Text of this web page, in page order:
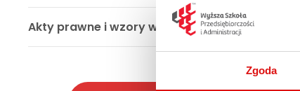
Zgoda
Akty prawne i wzory wniosków